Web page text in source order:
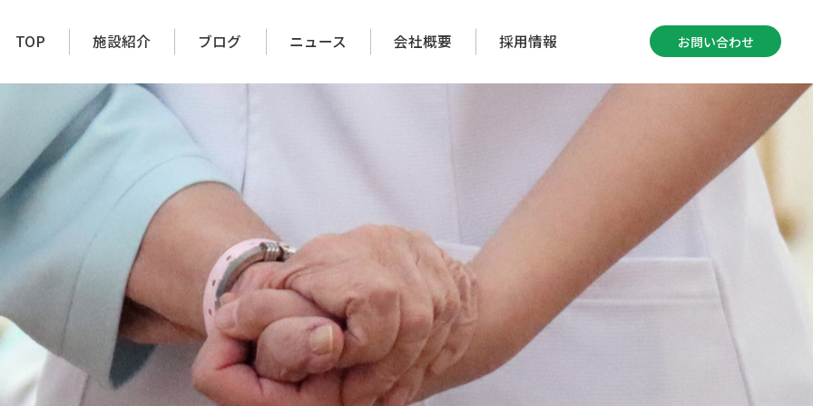
TOP 施設紹介 ブログ ニュース 会社概要 採用情報 お問い合わせ